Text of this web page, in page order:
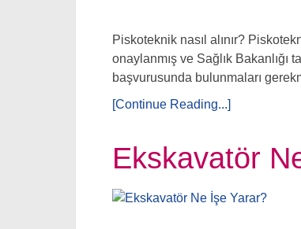
Piskoteknik nasıl alınır?
onaylanmış ve Sağlık Bakanlığı
başvurusunda bulunmaları
[Continue Reading...]
Ekskavatör